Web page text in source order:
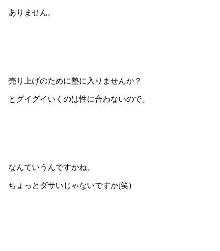
ありません。
売り上げのために塾に入りませんか？
とグイグイいくのは性に合わないので。
なんていうんですかね。
ちょっとダサいじゃないですか(笑)